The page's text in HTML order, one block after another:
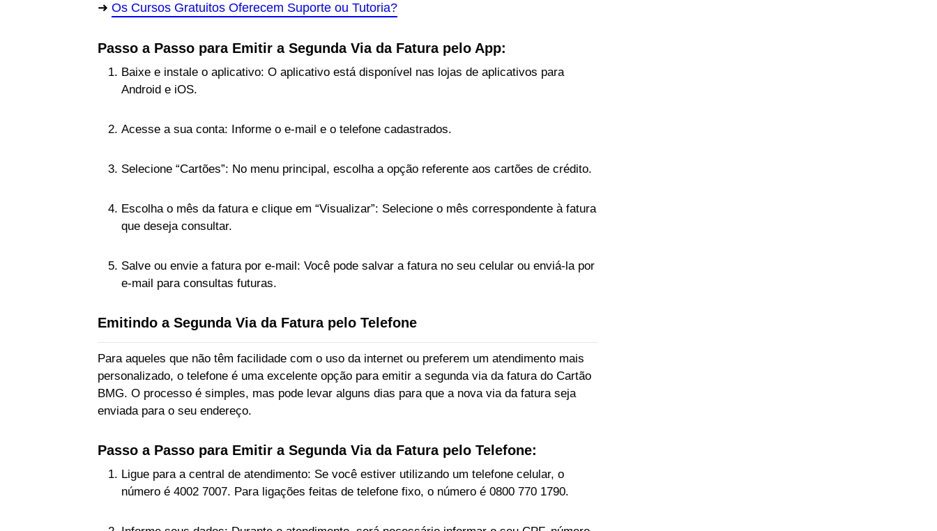
Os Cursos Gratuitos Oferecem Suporte ou Tutoria?
Passo a Passo para Emitir a Segunda Via da Fatura pelo App:
Baixe e instale o aplicativo: O aplicativo está disponível nas lojas de aplicativos para
Android e iOS.
Acesse a sua conta: Informe o e-mail e o telefone cadastrados.
Selecione “Cartões”: No menu principal, escolha a opção referente aos cartões de crédito.
Escolha o mês da fatura e clique em “Visualizar”: Selecione o mês correspondente à fatura
que deseja consultar.
Salve ou envie a fatura por e-mail: Você pode salvar a fatura no seu celular ou enviá-la por
e-mail para consultas futuras.
Emitindo a Segunda Via da Fatura pelo Telefone
Para aqueles que não têm facilidade com o uso da internet ou preferem um atendimento mais
personalizado, o telefone é uma excelente opção para emitir a segunda via da fatura do Cartão
BMG. O processo é simples, mas pode levar alguns dias para que a nova via da fatura seja
enviada para o seu endereço.
Passo a Passo para Emitir a Segunda Via da Fatura pelo Telefone:
Ligue para a central de atendimento: Se você estiver utilizando um telefone celular, o
número é 4002 7007. Para ligações feitas de telefone fixo, o número é 0800 770 1790.